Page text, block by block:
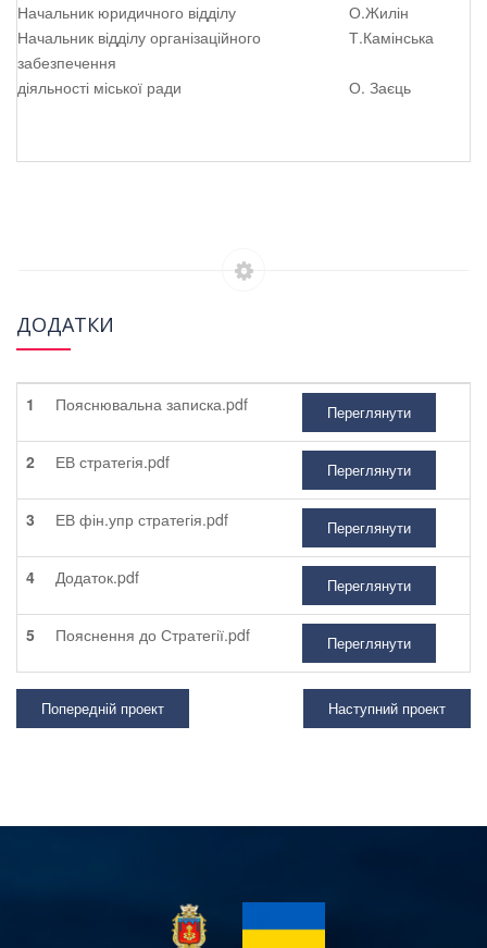
Начальник юридичного відділу
Начальник відділу організаційного
забезпечення
діяльності міської ради
О.Жилін
Т.Камінська
О. Заєць
ДОДАТКИ
1 Пояснювальна записка.pdf Переглянути
2 ЕВ стратегія.pdf Переглянути
3 ЕВ фін.упр стратегія.pdf Переглянути
4 Додаток.pdf Переглянути
5 Пояснення до Стратегії.pdf Переглянути
Попередній проект Наступний проект